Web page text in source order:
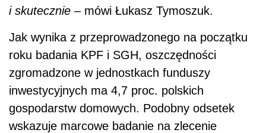
i skutecznie – mówi Łukasz Tymoszuk.
Jak wynika z przeprowadzonego na początku
roku badania KPF i SGH, oszczędności
zgromadzone w jednostkach funduszy
inwestycyjnych ma 4,7 proc. polskich
gospodarstw domowych. Podobny odsetek
wskazuje marcowe badanie na zlecenie